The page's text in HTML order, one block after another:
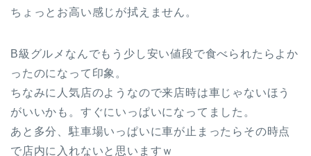
ちょっとお高い感じが拭えません。
B級グルメなんでもう少し安い値段で食べられたらよか
ったのになって印象。
ちなみに人気店のようなので来店時は車じゃないほう
がいいかも。すぐにいっぱいになってました。
あと多分、駐車場いっぱいに車が止まったらその時点
で店内に入れないと思いますｗ